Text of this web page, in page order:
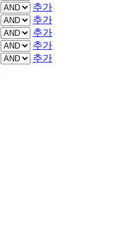
추가
추가
추가
추가
추가